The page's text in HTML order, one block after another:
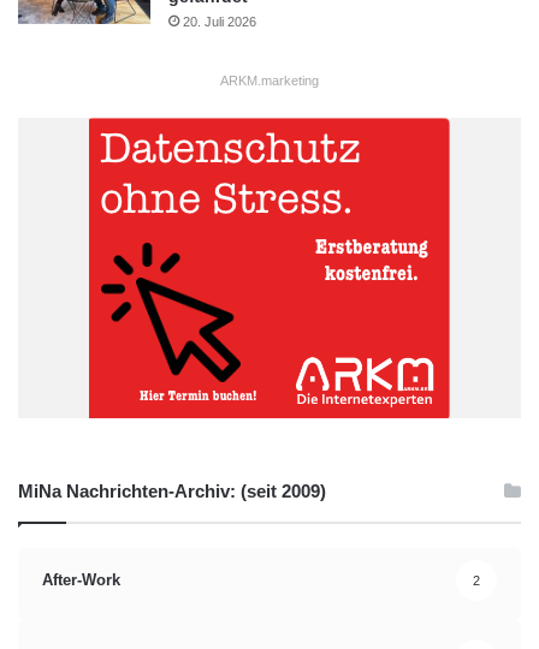
20. Juli 2026
ARKM.marketing
MiNa Nachrichten-Archiv: (seit 2009)
After-Work 2